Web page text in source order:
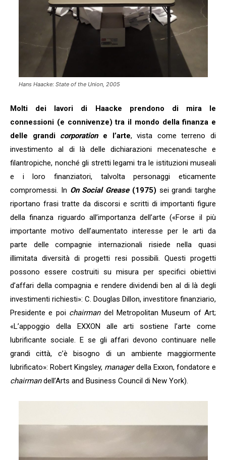
Hans Haacke: State of the Union, 2005
Molti dei lavori di Haacke prendono di mira le
connessioni (e connivenze) tra il mondo della finanza e
delle grandi corporatione l’arte, vista come terreno di
investimento al di là delle dichiarazioni mecenatesche e
filantropiche, nonché gli stretti legami tra le istituzioni museali
e i loro finanziatori, talvolta personaggi eticamente
compromessi. In On Social Grease(1975) sei grandi targhe
riportano frasi tratte da discorsi e scritti di importanti figure
della finanza riguardo all’importanza dell’arte («Forse il più
importante motivo dell’aumentato interesse per le arti da
parte delle compagnie internazionali risiede nella quasi
illimitata diversità di progetti resi possibili. Questi progetti
possono essere costruiti su misura per specifici obiettivi
d’affari della compagnia e rendere dividendi ben al di là degli
investimenti richiesti»: C. Douglas Dillon, investitore finanziario,
Presidente e poi chairmandel Metropolitan Museum of Art;
«L’appoggio della EXXON alle arti sostiene l’arte come
lubrificante sociale. E se gli affari devono continuare nelle
grandi città, c’è bisogno di un ambiente maggiormente
lubrificato»: Robert Kingsley, managerdella Exxon, fondatore e
chairmandell’Arts and Business Council di New York).